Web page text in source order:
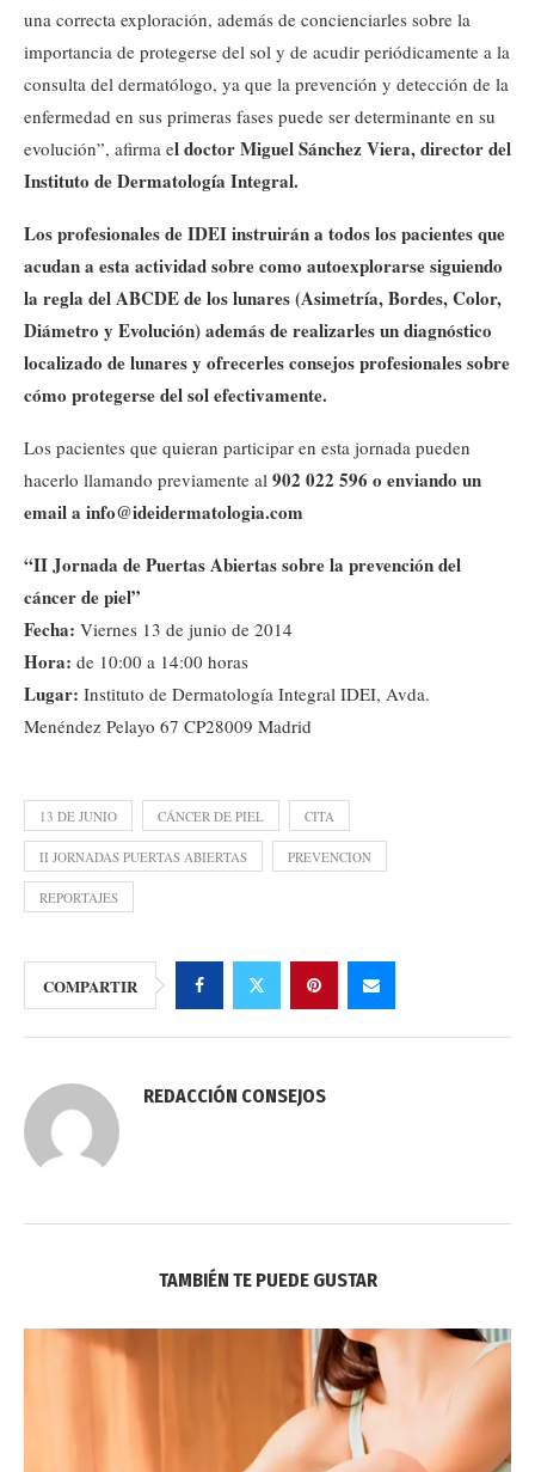
una correcta exploración, además de concienciarles sobre la
importancia de protegerse del sol y de acudir periódicamente a la
consulta del dermatólogo, ya que la prevención y detección de la
enfermedad en sus primeras fases puede ser determinante en su
evolución”, afirma el doctor Miguel Sánchez Viera, director del
Instituto de Dermatología Integral.
Los profesionales de IDEI instruirán a todos los pacientes que
acudan a esta actividad sobre como autoexplorarse siguiendo
la regla del ABCDE de los lunares (Asimetría, Bordes, Color,
Diámetro y Evolución) además de realizarles un diagnóstico
localizado de lunares y ofrecerles consejos profesionales sobre
cómo protegerse del sol efectivamente.
Los pacientes que quieran participar en esta jornada pueden
hacerlo llamando previamente al 902 022 596 o enviando un
email a info@ideidermatologia.com
“II Jornada de Puertas Abiertas sobre la prevención del
cáncer de piel”
Fecha: Viernes 13 de junio de 2014
Hora: de 10:00 a 14:00 horas
Lugar: Instituto de Dermatología Integral IDEI, Avda.
Menéndez Pelayo 67 CP28009 Madrid
13 DE JUNIO CÁNCER DE PIEL CITA
II JORNADAS PUERTAS ABIERTAS PREVENCION
REPORTAJES
COMPARTIR
REDACCIÓN CONSEJOS
TAMBIÉN TE PUEDE GUSTAR